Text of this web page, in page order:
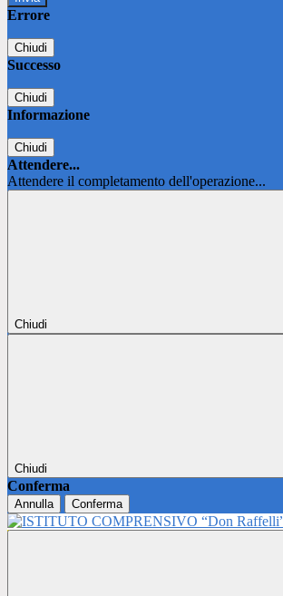
Errore
Chiudi
Successo
Chiudi
Informazione
Chiudi
Attendere...
Attendere il completamento dell'operazione...
Chiudi
Chiudi
Conferma
Annulla Conferma